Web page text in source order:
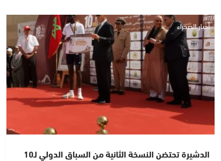
أخبار الصحراء
الدشيرة تحتضن النسخة الثانية من السباق الدولي لـ10